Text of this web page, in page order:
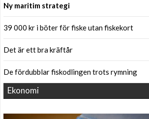
Ny maritim strategi
39 000 kr i böter för fiske utan fiskekort
Det är ett bra kräftår
De fördubblar fiskodlingen trots rymning
Ekonomi